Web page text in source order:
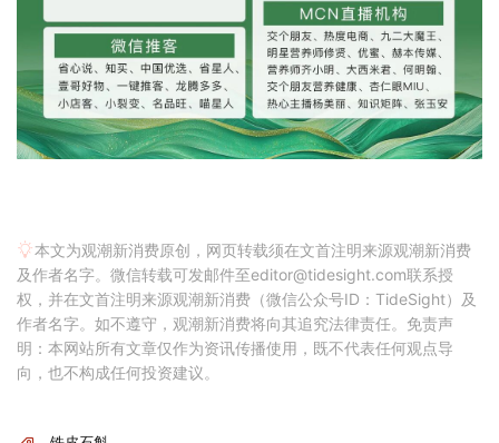
本文为观潮新消费原创，网页转载须在文首注明来源观潮新消费
及作者名字。微信转载可发邮件至editor@tidesight.com联系授
权，并在文首注明来源观潮新消费（微信公众号ID：TideSight）及
作者名字。如不遵守，观潮新消费将向其追究法律责任。免责声
明：本网站所有文章仅作为资讯传播使用，既不代表任何观点导
向，也不构成任何投资建议。